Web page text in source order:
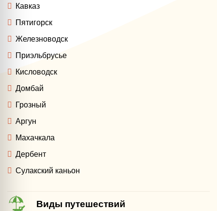
Кавказ
Пятигорск
Железноводск
Приэльбрусье
Кисловодск
Домбай
Грозный
Аргун
Махачкала
Дербент
Сулакский каньон
Виды путешествий